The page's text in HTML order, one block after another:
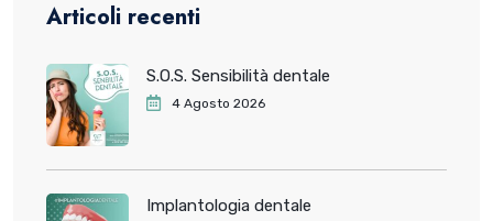
Articoli recenti
S.O.S. Sensibilità dentale
4 Agosto 2026
Implantologia dentale